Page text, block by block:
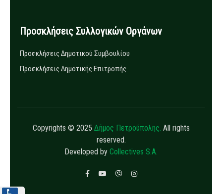
Προσκλήσεις Συλλογικών Οργάνων
Προσκλήσεις Δημοτικού Συμβουλίου
Προσκλήσεις Δημοτικής Επιτροπής
Copyrights © 2025 Δήμος Πετρούπολης. All rights
reserved.
Developed by Collectives S.A.